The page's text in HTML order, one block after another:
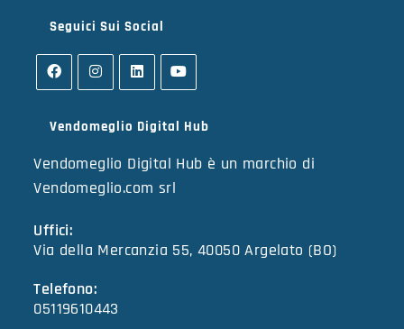
Seguici Sui Social
Vendomeglio Digital Hub
Vendomeglio Digital Hub è un marchio di
Vendomeglio.com srl
Uffici:
Via della Mercanzia 55, 40050 Argelato (BO)
Telefono:
05119610443